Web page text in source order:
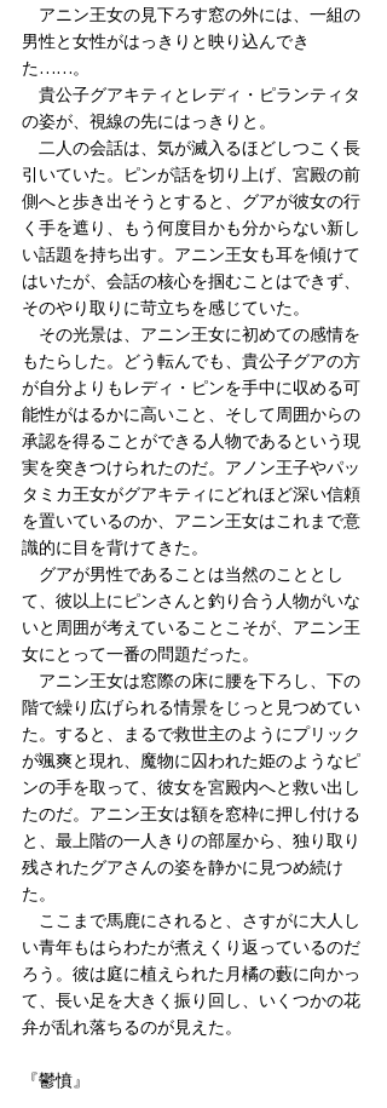
アニン王女の見下ろす窓の外には、一組の
男性と女性がはっきりと映り込んでき
た……。
貴公子グアキティとレディ・ピランティタ
の姿が、視線の先にはっきりと。
二人の会話は、気が滅入るほどしつこく長
引いていた。ピンが話を切り上げ、宮殿の前
側へと歩き出そうとすると、グアが彼女の行
く手を遮り、もう何度目かも分からない新し
い話題を持ち出す。アニン王女も耳を傾けて
はいたが、会話の核心を掴むことはできず、
そのやり取りに苛立ちを感じていた。
その光景は、アニン王女に初めての感情を
もたらした。どう転んでも、貴公子グアの方
が自分よりもレディ・ピンを手中に収める可
能性がはるかに高いこと、そして周囲からの
承認を得ることができる人物であるという現
実を突きつけられたのだ。アノン王子やパッ
タミカ王女がグアキティにどれほど深い信頼
を置いているのか、アニン王女はこれまで意
識的に目を背けてきた。
グアが男性であることは当然のこととし
て、彼以上にピンさんと釣り合う人物がいな
いと周囲が考えていることこそが、アニン王
女にとって一番の問題だった。
アニン王女は窓際の床に腰を下ろし、下の
階で繰り広げられる情景をじっと見つめてい
た。すると、まるで救世主のようにプリック
が颯爽と現れ、魔物に囚われた姫のようなピ
ンの手を取って、彼女を宮殿内へと救い出し
たのだ。アニン王女は額を窓枠に押し付ける
と、最上階の一人きりの部屋から、独り取り
残されたグアさんの姿を静かに見つめ続け
た。
ここまで馬鹿にされると、さすがに大人し
い青年もはらわたが煮えくり返っているのだ
ろう。彼は庭に植えられた月橘の藪に向かっ
て、長い足を大きく振り回し、いくつかの花
弁が乱れ落ちるのが見えた。
『鬱憤』